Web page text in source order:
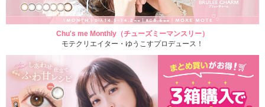
Chu's me Monthly（チューズミーマンスリー）
モテクリエイター・ゆうこすプロデュース！